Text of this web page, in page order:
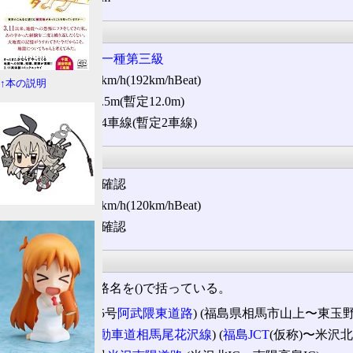
設計諸元
構造規格:
第一種第三級
設計速度: 80km/h(192km/hBeat)
道路幅員: 23.5m(暫定12.0m)
車線数: 往復4車線(暫定2車線)
規制等
制限速度: 未確認
: 50km/h(120km/hBeat)
標識規制: 未確認
法定路線名
未供用区間は道路名を()で括っている。
(一般国道115号阿武隈東道路) (福島県相馬市山上〜東玉
(東北中央自動車道相馬尾花沢線) (福島JCT(仮称)〜米沢
↑本の説明